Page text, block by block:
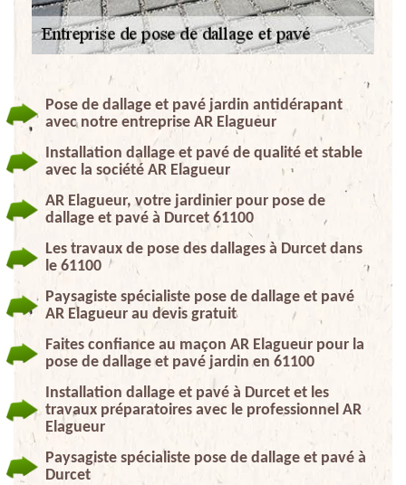
Pose de dallage et pavé jardin antidérapant
avec notre entreprise AR Elagueur
Installation dallage et pavé de qualité et stable
avec la société AR Elagueur
AR Elagueur, votre jardinier pour pose de
dallage et pavé à Durcet 61100
Les travaux de pose des dallages à Durcet dans
le 61100
Paysagiste spécialiste pose de dallage et pavé
AR Elagueur au devis gratuit
Faites confiance au maçon AR Elagueur pour la
pose de dallage et pavé jardin en 61100
Installation dallage et pavé à Durcet et les
travaux préparatoires avec le professionnel AR
Elagueur
Paysagiste spécialiste pose de dallage et pavé à
Durcet